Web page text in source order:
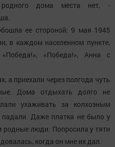
родного дома места нет, -
ее стороной: 9 мая 1945
в каждом населенном пункте,
«Победа!», Анна с
а приехали через полгода чуть
Дома отдыхать долго не
ухаживать за колхозным
Даже платка не было у
люди. Попросила у тяти
когда он мне их дал.